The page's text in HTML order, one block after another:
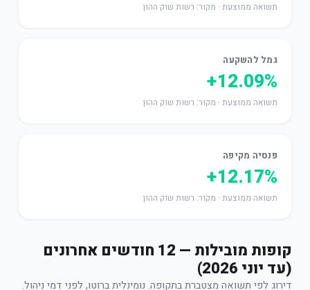
תשואה ממוצעת · מקור: רשות שוק ההון
גמל להשקעה
+12.09%
תשואה ממוצעת · מקור: רשות שוק ההון
פנסיה מקיפה
+12.17%
תשואה ממוצעת · מקור: רשות שוק ההון
קופות מובילות — 12 חודשים אחרונים
(עד יוני 2026)
דירוג לפי תשואה מצטברת בתקופה. נומינלית ברוטו, לפני דמי ניהול.